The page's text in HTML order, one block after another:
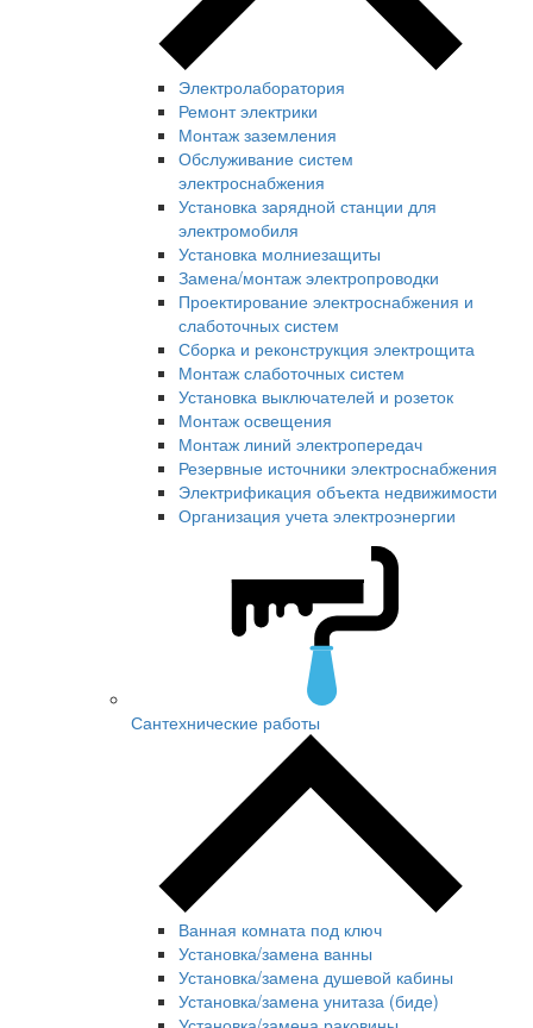
Электролаборатория
Ремонт электрики
Монтаж заземления
Обслуживание систем
электроснабжения
Установка зарядной станции для
электромобиля
Установка молниезащиты
Замена/монтаж электропроводки
Проектирование электроснабжения и
слаботочных систем
Сборка и реконструкция электрощита
Монтаж слаботочных систем
Установка выключателей и розеток
Монтаж освещения
Монтаж линий электропередач
Резервные источники электроснабжения
Электрификация объекта недвижимости
Организация учета электроэнергии
Сантехнические работы
Ванная комната под ключ
Установка/замена ванны
Установка/замена душевой кабины
Установка/замена унитаза (биде)